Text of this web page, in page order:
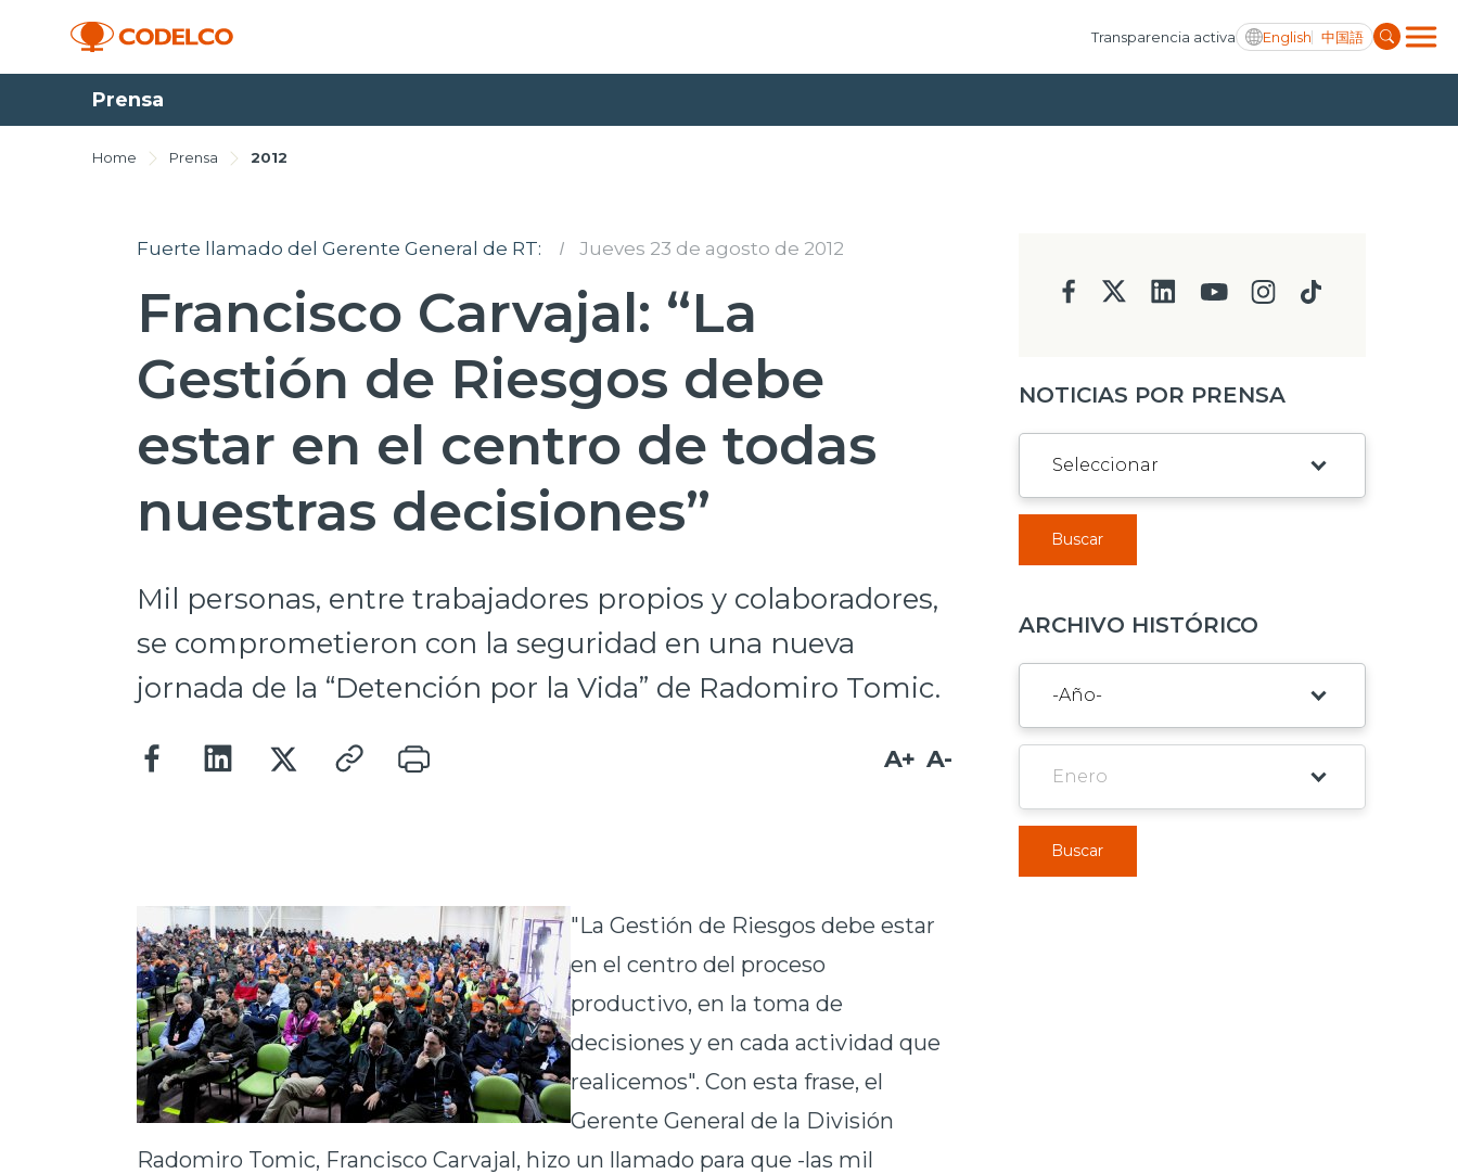
Transparencia activa English 中国語
Prensa
Home Prensa 2012
Fuerte llamado del Gerente General de RT: I Jueves 23 de agosto de 2012
Francisco Carvajal: “La
Gestión de Riesgos debe
estar en el centro de todas
nuestras decisiones”
Mil personas, entre trabajadores propios y colaboradores,
se comprometieron con la seguridad en una nueva
jornada de la “Detención por la Vida” de Radomiro Tomic.
A+ A-
"La Gestión de Riesgos debe estar
en el centro del proceso
productivo, en la toma de
decisiones y en cada actividad que
realicemos". Con esta frase, el
Gerente General de la División
Radomiro Tomic, Francisco Carvajal, hizo un llamado para que -las mil
NOTICIAS POR PRENSA
Buscar
ARCHIVO HISTÓRICO
Buscar